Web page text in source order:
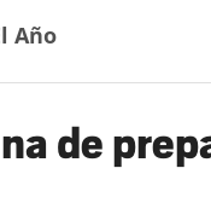
Año
de